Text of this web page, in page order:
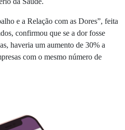
e a Relação com as Dores”, feita
confirmou que se a dor fosse
haveria um aumento de 30% a
com o mesmo número de